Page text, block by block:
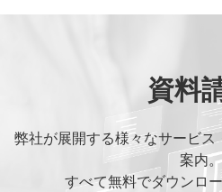
資料
弊社が展開する様々なサービ
案内。
すべて無料でダウンロ